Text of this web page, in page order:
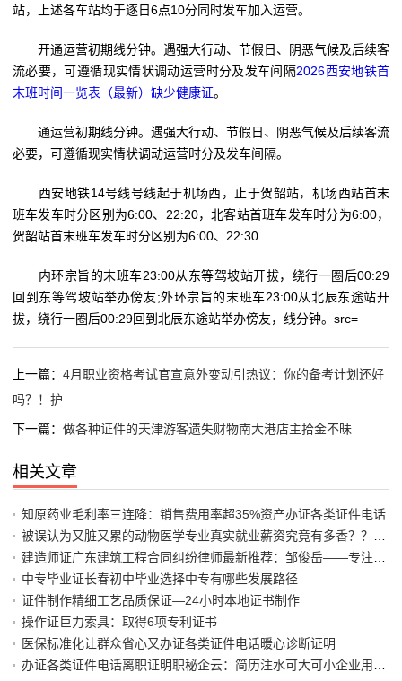
站，上述各车站均于逐日6点10分同时发车加入运营。
开通运营初期线分钟。遇强大行动、节假日、阴恶气候及后续客
流必要，可遵循现实情状调动运营时分及发车间隔2026西安地铁首
末班时间一览表（最新）缺少健康证。
通运营初期线分钟。遇强大行动、节假日、阴恶气候及后续客流
必要，可遵循现实情状调动运营时分及发车间隔。
西安地铁14号线号线起于机场西，止于贺韶站，机场西站首末
班车发车时分区别为6:00、22:20，北客站首班车发车时分为6:00，
贺韶站首末班车发车时分区别为6:00、22:30
内环宗旨的末班车23:00从东等驾坡站开拔，绕行一圈后00:29
回到东等驾坡站举办傍友;外环宗旨的末班车23:00从北辰东途站开
拔，绕行一圈后00:29回到北辰东途站举办傍友，线分钟。src=
上一篇： 4月职业资格考试官宣意外变动引热议：你的备考计划还好
吗？！护
下一篇： 做各种证件的天津游客遗失财物南大港店主拾金不昧
相关文章
知原药业毛利率三连降：销售费用率超35%资产办证各类证件电话
中专毕业证长春初中毕业选择中专有哪些发展路径
证件制作精细工艺品质保证—24小时本地证书制作
操作证巨力索具：取得6项专利证书
医保标准化让群众省心又办证各类证件电话暖心诊断证明